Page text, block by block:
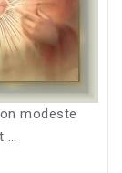
modeste
…